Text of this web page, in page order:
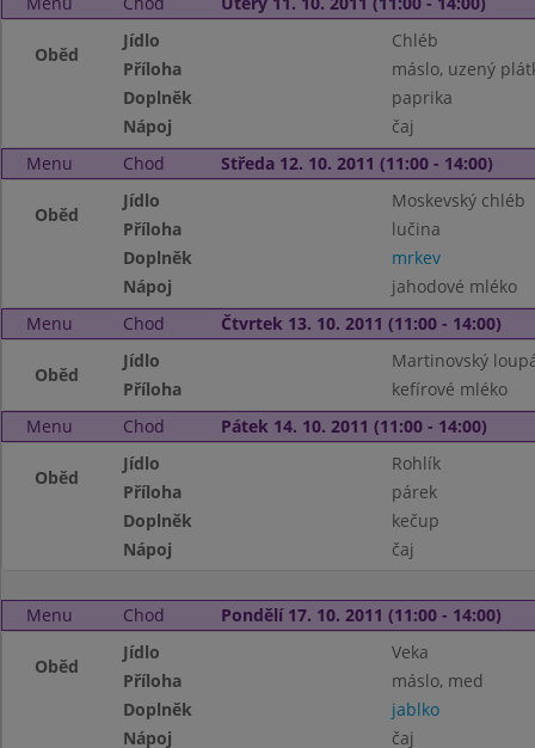
Oběd
Jídlo
Chléb
Příloha
máslo, uzený
Doplněk
paprika
Nápoj
čaj
Menu
Chod Středa 12. 10. 2011 (11:00 - 14:00)
Oběd
Jídlo
Moskevský chléb
Příloha
lučina
Doplněk
mrkev
Nápoj
jahodové mléko
Menu
Chod Čtvrtek 13. 10. 2011 (11:00 - 14:00)
Oběd
Jídlo
Martinovský
Příloha
kefírové mléko
Menu
Chod Pátek 14. 10. 2011 (11:00 - 14:00)
Oběd
Jídlo
Rohlík
Příloha
párek
Doplněk
kečup
Nápoj
čaj
Menu Chod Pondělí 17. 10. 2011 (11:00 - 14:00)
Oběd
Jídlo
Veka
Příloha
máslo, med
Doplněk
jablko
Nápoj
čaj